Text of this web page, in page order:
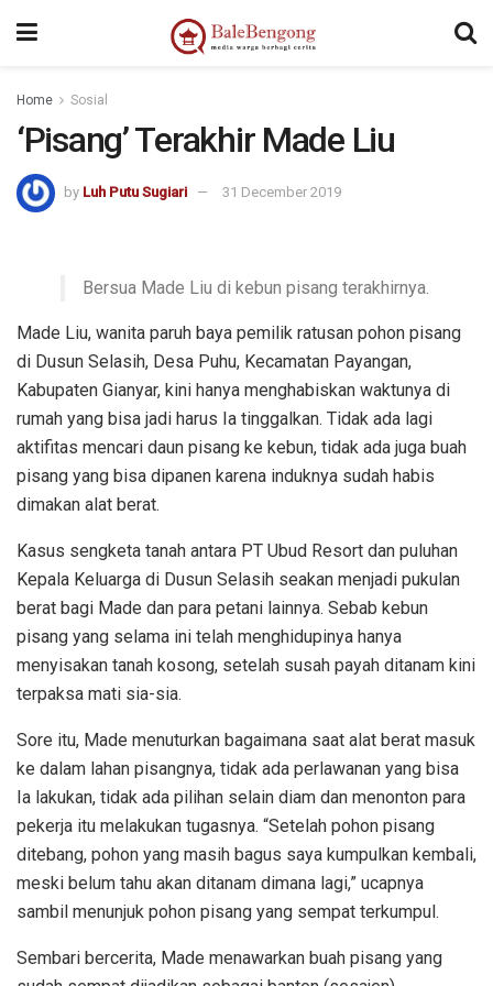
Home Sosial
‘Pisang’ Terakhir Made Liu
by Luh Putu Sugiari 31 December 2019
Bersua Made Liu di kebun pisang terakhirnya.
Made Liu, wanita paruh baya pemilik ratusan pohon pisang
di Dusun Selasih, Desa Puhu, Kecamatan Payangan,
Kabupaten Gianyar, kini hanya menghabiskan waktunya di
rumah yang bisa jadi harus Ia tinggalkan. Tidak ada lagi
aktifitas mencari daun pisang ke kebun, tidak ada juga buah
pisang yang bisa dipanen karena induknya sudah habis
dimakan alat berat.
Kasus sengketa tanah antara PT Ubud Resort dan puluhan
Kepala Keluarga di Dusun Selasih seakan menjadi pukulan
berat bagi Made dan para petani lainnya. Sebab kebun
pisang yang selama ini telah menghidupinya hanya
menyisakan tanah kosong, setelah susah payah ditanam kini
terpaksa mati sia-sia.
Sore itu, Made menuturkan bagaimana saat alat berat masuk
ke dalam lahan pisangnya, tidak ada perlawanan yang bisa
Ia lakukan, tidak ada pilihan selain diam dan menonton para
pekerja itu melakukan tugasnya. “Setelah pohon pisang
ditebang, pohon yang masih bagus saya kumpulkan kembali,
meski belum tahu akan ditanam dimana lagi,” ucapnya
sambil menunjuk pohon pisang yang sempat terkumpul.
Sembari bercerita, Made menawarkan buah pisang yang